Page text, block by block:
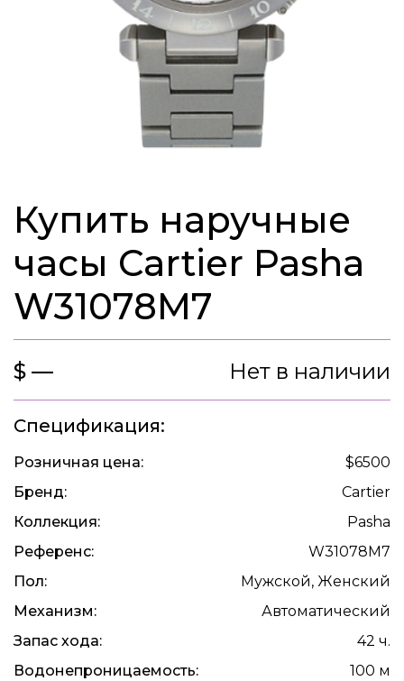
Купить наручные
часы Cartier Pasha
W31078M7
$ — Нет в наличии
Спецификация:
Розничная цена:
$6500
Бренд:
Cartier
Коллекция:
Pasha
Референс:
W31078M7
Пол:
Мужской, Женский
Механизм:
Автоматический
Запас хода:
42 ч.
Водонепроницаемость:
100 м